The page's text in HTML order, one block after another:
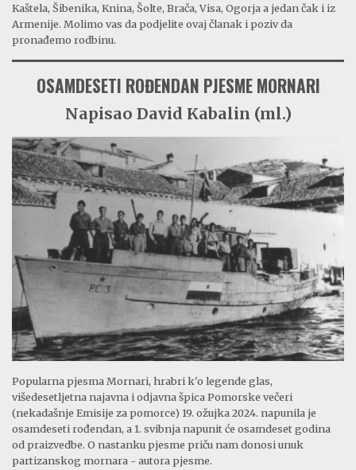
Kaštela, Šibenika, Knina, Šolte, Brača, Visa, Ogorja a jedan čak i iz
Armenije. Molimo vas da podjelite ovaj članak i poziv da
pronađemo rodbinu.
OSAMDESETI ROĐENDAN PJESME MORNARI
Napisao David Kabalin (ml.)
Popularna pjesma Mornari, hrabri k'o legende glas,
višedesetljetna najavna i odjavna špica Pomorske večeri
(nekadašnje Emisije za pomorce) 19. ožujka 2024. napunila je
osamdeseti rođendan, a 1. svibnja napunit će osamdeset godina
od praizvedbe. O nastanku pjesme priču nam donosi unuk
partizanskog mornara - autora pjesme.